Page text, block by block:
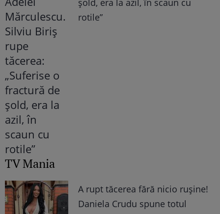
șold, era la azil, în scaun cu
rotile”
TV Mania
A rupt tăcerea fără nicio rușine!
Daniela Crudu spune totul